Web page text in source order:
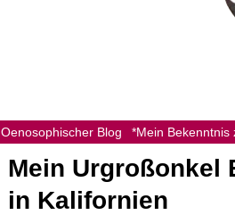
Oenosophischer Blog *Mein Bekenntnis
Mein Urgroßonkel
in Kalifornien